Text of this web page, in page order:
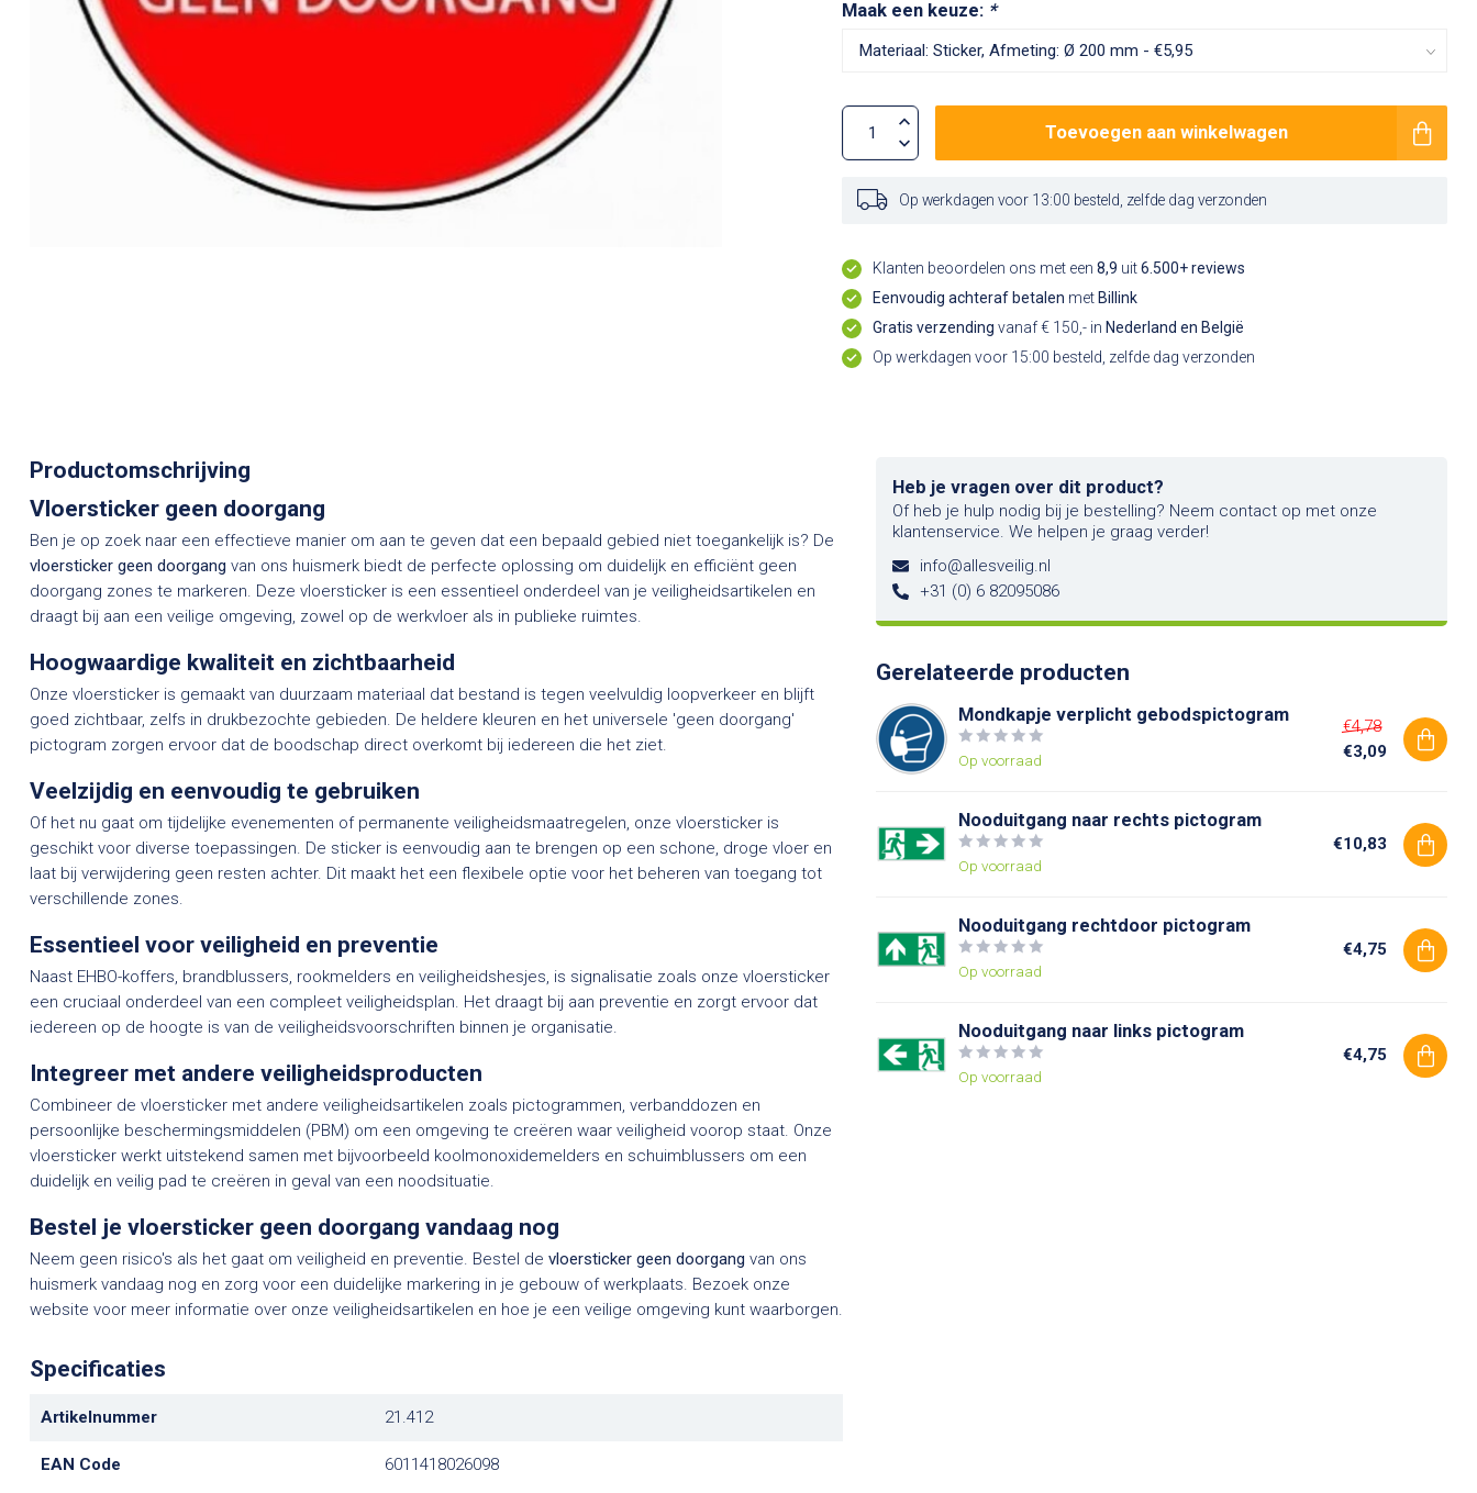
Maak een keuze: *
Toevoegen aan winkelwagen
Op werkdagen voor 13:00 besteld, zelfde dag verzonden
Klanten beoordelen ons met een8,9 uit6.500+ reviews
Eenvoudig achteraf betalen met Billink
Gratis verzending vanaf € 150,- in Nederland en België
Op werkdagen voor 15:00 besteld, zelfde dag verzonden
Productomschrijving
Vloersticker geen doorgang
Ben je op zoek naar een effectieve manier om aan te geven dat een bepaald gebied niet toegankelijk is? De
vloersticker geen doorgang van ons huismerk biedt de perfecte oplossing om duidelijk en efficiënt geen
doorgang zones te markeren. Deze vloersticker is een essentieel onderdeel van je veiligheidsartikelen en
draagt bij aan een veilige omgeving, zowel op de werkvloer als in publieke ruimtes.
Hoogwaardige kwaliteit en zichtbaarheid
Onze vloersticker is gemaakt van duurzaam materiaal dat bestand is tegen veelvuldig loopverkeer en blijft
goed zichtbaar, zelfs in drukbezochte gebieden. De heldere kleuren en het universele 'geen doorgang'
pictogram zorgen ervoor dat de boodschap direct overkomt bij iedereen die het ziet.
Veelzijdig en eenvoudig te gebruiken
Of het nu gaat om tijdelijke evenementen of permanente veiligheidsmaatregelen, onze vloersticker is
geschikt voor diverse toepassingen. De sticker is eenvoudig aan te brengen op een schone, droge vloer en
laat bij verwijdering geen resten achter. Dit maakt het een flexibele optie voor het beheren van toegang tot
verschillende zones.
Essentieel voor veiligheid en preventie
Naast EHBO-koffers, brandblussers, rookmelders en veiligheidshesjes, is signalisatie zoals onze vloersticker
een cruciaal onderdeel van een compleet veiligheidsplan. Het draagt bij aan preventie en zorgt ervoor dat
iedereen op de hoogte is van de veiligheidsvoorschriften binnen je organisatie.
Integreer met andere veiligheidsproducten
Combineer de vloersticker met andere veiligheidsartikelen zoals pictogrammen, verbanddozen en
persoonlijke beschermingsmiddelen (PBM) om een omgeving te creëren waar veiligheid voorop staat. Onze
vloersticker werkt uitstekend samen met bijvoorbeeld koolmonoxidemelders en schuimblussers om een
duidelijk en veilig pad te creëren in geval van een noodsituatie.
Bestel je vloersticker geen doorgang vandaag nog
Neem geen risico's als het gaat om veiligheid en preventie. Bestel de vloersticker geen doorgang van ons
huismerk vandaag nog en zorg voor een duidelijke markering in je gebouw of werkplaats. Bezoek onze
website voor meer informatie over onze veiligheidsartikelen en hoe je een veilige omgeving kunt waarborgen.
Specificaties
Artikelnummer 21.412
EAN Code 6011418026098
Heb je vragen over dit product?
Of heb je hulp nodig bij je bestelling? Neem contact op met onze
klantenservice. We helpen je graag verder!
info@allesveilig.nl
+31 (0) 6 82095086
Gerelateerde producten
Mondkapje verplicht gebodspictogram
Op voorraad
€4,78
€3,09
Nooduitgang naar rechts pictogram
Op voorraad
€10,83
Nooduitgang rechtdoor pictogram
Op voorraad
€4,75
Nooduitgang naar links pictogram
Op voorraad
€4,75